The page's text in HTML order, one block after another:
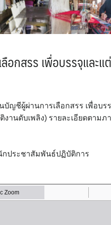
กสรร เพื่อบรรจุและ
ญชีผู้ผ่านการเลือกสรร เพื่อบร
านดับเพลิง) รายละเอียดตาม
กประชาสัมพันธ์ปฏิบัติการ